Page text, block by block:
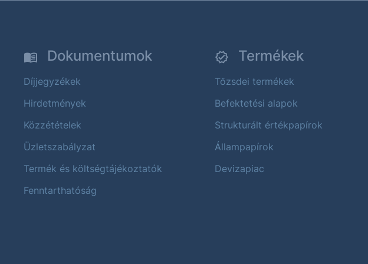
Dokumentumok
Díjjegyzékek
Hirdetmények
Közzétételek
Üzletszabályzat
Termék és költségtájékoztatók
Fenntarthatóság
Termékek
Tőzsdei termékek
Befektetési alapok
Strukturált értékpapírok
Állampapírok
Devizapiac